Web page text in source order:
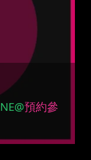
預約參